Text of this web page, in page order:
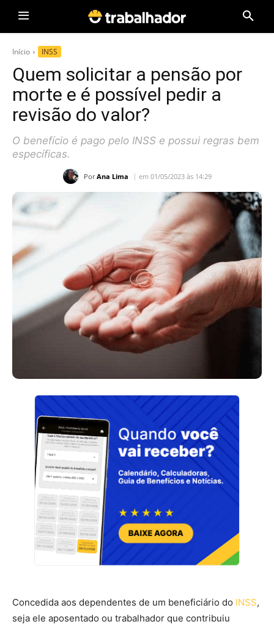
Início INSS
Quem solicitar a pensão por
morte e é possível pedir a
revisão do valor?
O benefício é pago pelo INSS e possui regras bem
específicas.
Por Ana Lima em 01/05/2023 às 14:29
Concedida aos dependentes de um beneficiário do INSS,
seja ele aposentado ou trabalhador que contribuiu